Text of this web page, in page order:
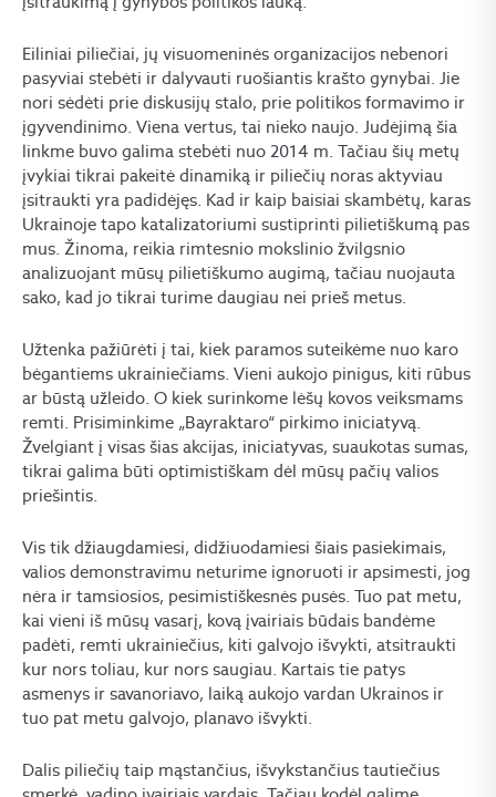
Eiliniai piliečiai, jų visuomeninės organizacijos nebenori
pasyviai stebėti ir dalyvauti ruošiantis krašto gynybai. Jie
nori sėdėti prie diskusijų stalo, prie politikos formavimo ir
įgyvendinimo. Viena vertus, tai nieko naujo. Judėjimą šia
linkme buvo galima stebėti nuo 2014 m. Tačiau šių metų
įvykiai tikrai pakeitė dinamiką ir piliečių noras aktyviau
įsitraukti yra padidėjęs. Kad ir kaip baisiai skambėtų, karas
Ukrainoje tapo katalizatoriumi sustiprinti pilietiškumą pas
mus. Žinoma, reikia rimtesnio mokslinio žvilgsnio
analizuojant mūsų pilietiškumo augimą, tačiau nuojauta
sako, kad jo tikrai turime daugiau nei prieš metus.
Užtenka pažiūrėti į tai, kiek paramos suteikėme nuo karo
bėgantiems ukrainiečiams. Vieni aukojo pinigus, kiti rūbus
ar būstą užleido. O kiek surinkome lėšų kovos veiksmams
remti. Prisiminkime „Bayraktaro“ pirkimo iniciatyvą.
Žvelgiant į visas šias akcijas, iniciatyvas, suaukotas sumas,
tikrai galima būti optimistiškam dėl mūsų pačių valios
priešintis.
Vis tik džiaugdamiesi, didžiuodamiesi šiais pasiekimais,
valios demonstravimu neturime ignoruoti ir apsimesti, jog
nėra ir tamsiosios, pesimistiškesnės pusės. Tuo pat metu,
kai vieni iš mūsų vasarį, kovą įvairiais būdais bandėme
padėti, remti ukrainiečius, kiti galvojo išvykti, atsitraukti
kur nors toliau, kur nors saugiau. Kartais tie patys
asmenys ir savanoriavo, laiką aukojo vardan Ukrainos ir
tuo pat metu galvojo, planavo išvykti.
Dalis piliečių taip mąstančius, išvykstančius tautiečius